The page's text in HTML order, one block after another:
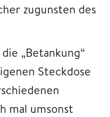
zugunsten des
„Betankung“
Steckdose
mal umsonst